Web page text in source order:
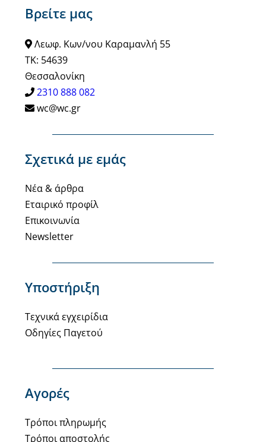
Βρείτε μας
Λεωφ. Κων/νου Καραμανλή 55
ΤΚ: 54639
Θεσσαλονίκη
2310 888 082
wc@wc.gr
Σχετικά με εμάς
Νέα & άρθρα
Εταιρικό προφίλ
Επικοινωνία
Newsletter
Υποστήριξη
Τεχνικά εγχειρίδια
Οδηγίες Παγετού
Αγορές
Τρόποι πληρωμής
Τρόποι αποστολής